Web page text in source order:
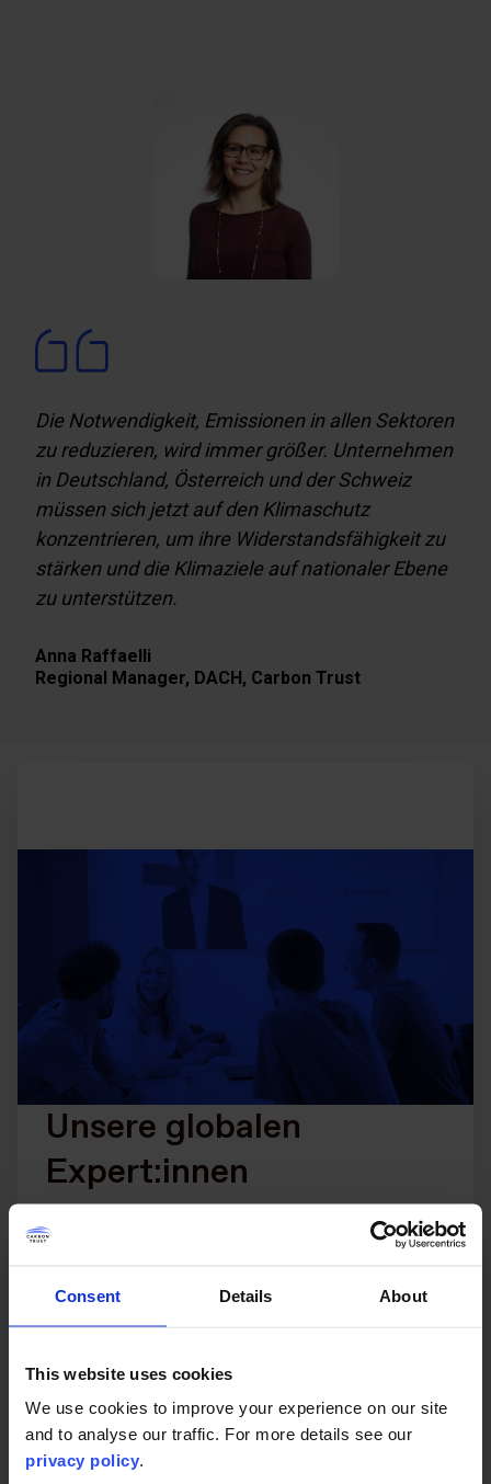
Consent Details About
This website uses cookies
We use cookies to improve your experience on our site
and to analyse our traffic. For more details see our
privacy policy.
Die Notwendigkeit, Emissionen in allen Sektoren
zu reduzieren, wird immer größer. Unternehmen
in Deutschland, Österreich und der Schweiz
müssen sich jetzt auf den Klimaschutz
konzentrieren, um ihre Widerstandsfähigkeit zu
stärken und die Klimaziele auf nationaler Ebene
zu unterstützen.
Anna Raffaelli
Regional Manager, DACH, Carbon Trust
Unsere globalen
Expert:innen
Zu unserem Team von 350 Klima-Expert:innen
gehören Ingenieur:innen, Finanzexpert:innen und
Branchen und Geschäftsbereichen auf der ganzen
Welt zusammenarbeiten.